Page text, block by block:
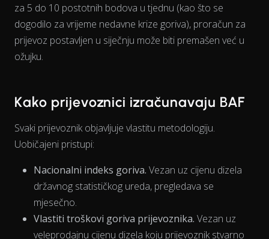
View as data table, Chart
za 5 do 10 postotnih bodova u tjednu (kao što se
dogodilo za vrijeme nedavne krize goriva), proračun za
prijevoz postavljen u siječnju može biti premašen već u
ožujku.
Kako prijevoznici izračunavaju BAF
Svaki prijevoznik objavljuje vlastitu metodologiju.
Uobičajeni pristupi:
Nacionalni indeks goriva. Vezan uz cijenu dizela
državnog statističkog ureda, pregledava se
mjesečno.
Vlastiti troškovi goriva prijevoznika. Vezan uz
veleprodajnu cijenu dizela koju prijevoznik stvarno